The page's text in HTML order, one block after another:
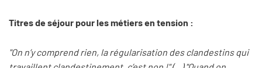
Titres de séjour pour les métiers en tension :
"On n’y comprend rien, la régularisation des clandestins qui